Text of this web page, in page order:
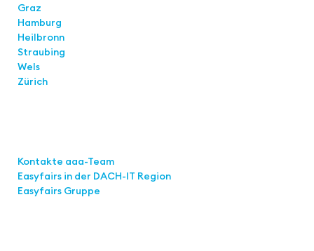
Graz
Hamburg
Heilbronn
Straubing
Wels
Zürich
Kontakte aaa-Team
Easyfairs in der DACH-IT Region
Easyfairs Gruppe